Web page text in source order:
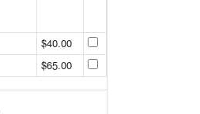
$40.00
$65.00